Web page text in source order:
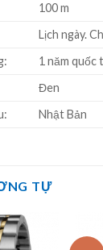
100 m
Lịch ngày.
1 năm quốc
Đen
Nhật Bản
TỰ